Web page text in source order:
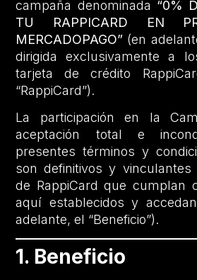
campaña denominada “0%
TU RAPPICARD EN
MERCADOPAGO” (en
dirigida exclusivamente a
tarjeta de crédito
“RappiCard”).
La participación en la
aceptación total e
presentes términos y
son definitivos y
de RappiCard que cumplan
aquí establecidos y
adelante, el “Beneficio”).
1. Beneficio